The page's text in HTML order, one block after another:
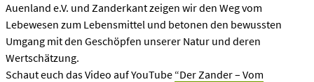
Auenland e.V. und Zanderkant zeigen wir den Weg vom
Lebewesen zum Lebensmittel und betonen den bewussten
Umgang mit den Geschöpfen unserer Natur und deren
Wertschätzung.
Schaut euch das Video auf YouTube “Der Zander – Vom